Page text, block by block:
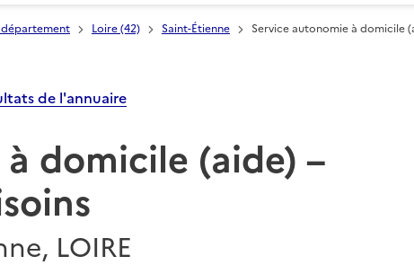
Loire (42) Saint-Étienne Service autonomie à domicile
de l'annuaire
domicile (aide) –
LOIRE